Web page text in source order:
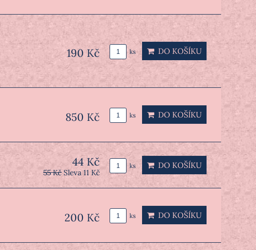
190 Kč ks DO KOŠÍKU
850 Kč ks DO KOŠÍKU
44 Kč
55 Kč Sleva 11 Kč
ks DO KOŠÍKU
200 Kč ks DO KOŠÍKU